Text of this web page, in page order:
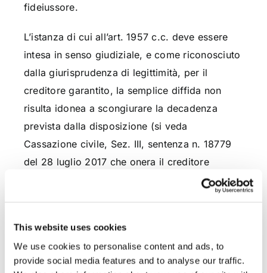
This website uses cookies
We use cookies to personalise content and ads, to
provide social media features and to analyse our traffic.
fideiussore.
L’istanza di cui all’art. 1957 c.c. deve essere
intesa in senso giudiziale, e come riconosciuto
dalla giurisprudenza di legittimità, per il
creditore garantito, la semplice diffida non
risulta idonea a scongiurare la decadenza
prevista dalla disposizione (si veda
Cassazione civile, Sez. III, sentenza n. 18779
del 28 luglio 2017 che onera il creditore
garantito di insinuarsi al passivo del debitore
soggetto a procedura concorsuale per non
In sede di composizione della crisi, il
sovraindebitato fideiussore, accertata